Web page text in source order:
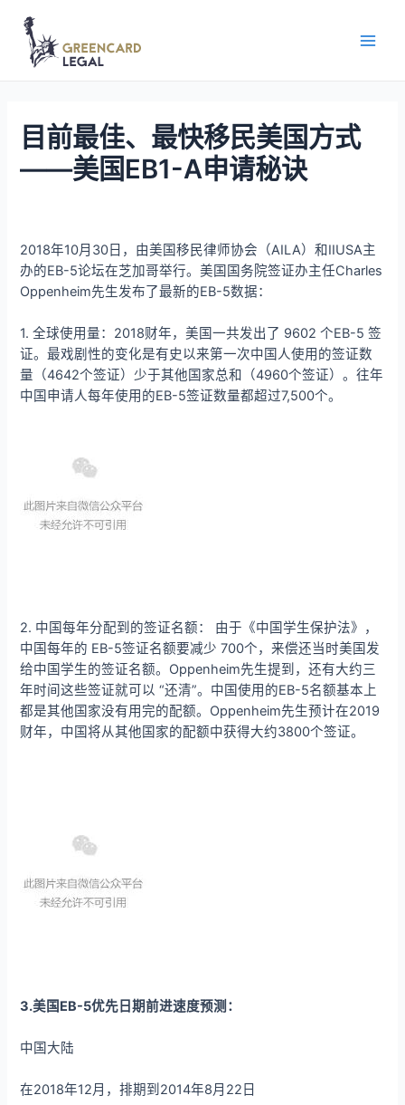
目前最佳、最快移民美国方式
——美国EB1-A申请秘诀
2018年10月30日，由美国移民律师协会（AILA）和IIUSA主
办的EB-5论坛在芝加哥举行。美国国务院签证办主任Charles
Oppenheim先生发布了最新的EB-5数据：
1. 全球使用量：2018财年，美国一共发出了 9602 个EB-5 签
证。最戏剧性的变化是有史以来第一次中国人使用的签证数
量（4642个签证）少于其他国家总和（4960个签证）。往年
中国申请人每年使用的EB-5签证数量都超过7,500个。
2. 中国每年分配到的签证名额： 由于《中国学生保护法》，
中国每年的 EB-5签证名额要减少 700个，来偿还当时美国发
给中国学生的签证名额。Oppenheim先生提到，还有大约三
年时间这些签证就可以 “还清”。中国使用的EB-5名额基本上
都是其他国家没有用完的配额。Oppenheim先生预计在2019
财年，中国将从其他国家的配额中获得大约3800个签证。
3.美国EB-5优先日期前进速度预测：
中国大陆
在2018年12月，排期到2014年8月22日